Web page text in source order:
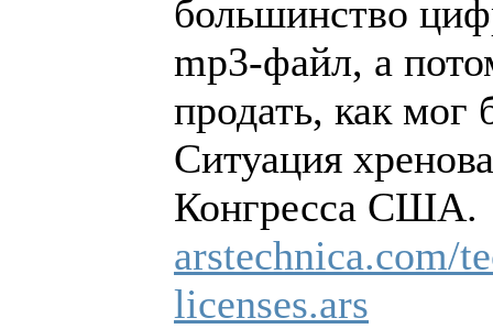
большинство
mp3-файл, а
продать, как мог
Ситуация
Конгресса США.
arstechnica.com/
licenses.ars